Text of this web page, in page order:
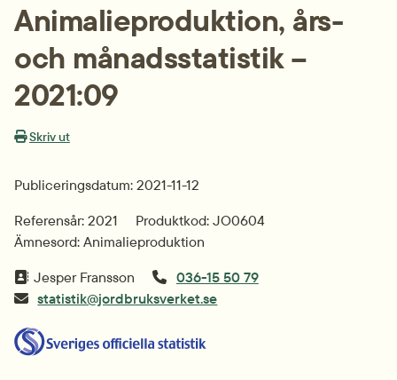
Animalieproduktion, års-
och månadsstatistik –
2021:09
Skriv ut
Publiceringsdatum: 2021-11-12
Referensår: 2021
Produktkod: JO0604
Ämnesord: Animalieproduktion
Jesper Fransson
036-15 50 79
statistik@jordbruksverket.se